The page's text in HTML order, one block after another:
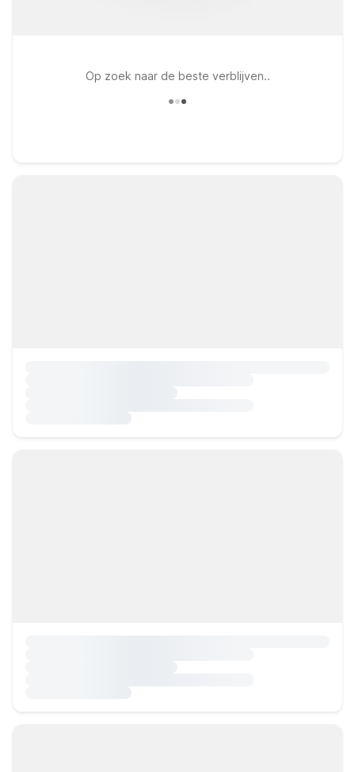
Op zoek naar de beste verblijven..